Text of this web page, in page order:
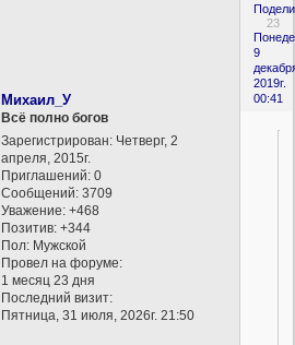
23
9
2019г.
00:41
Михаил_У
Всё полно богов
Зарегистрирован: Четверг, 2
апреля, 2015г.
Приглашений: 0
Сообщений: 3709
Уважение: +468
Позитив: +344
Пол: Мужской
Провел на форуме:
1 месяц 23 дня
Последний визит:
Пятница, 31 июля, 2026г. 21:50